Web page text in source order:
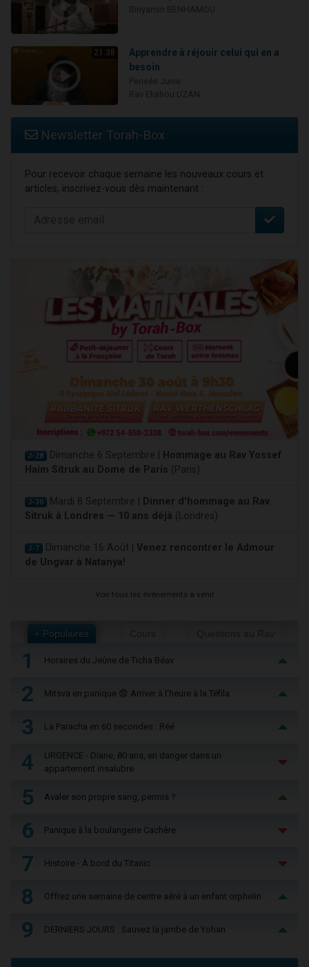
21:38
Apprendre à réjouir celui qui en a
besoin
Newsletter Torah-Box
Pour recevoir chaque semaine les nouveaux cours et
articles, inscrivez-vous dès maintenant :
J-28 Dimanche 6 Septembre |
Hommage au Rav Yossef
Haim Sitruk au Dome de Paris (Paris)
J-30 Mardi 8 Septembre |
Dinner d'hommage au Rav
Sitruk à Londres — 10 ans déjà (Londres)
J-7 Dimanche 16 Août | Venez rencontrer le Admour
de Ungvar à Natanya!
Voir tous les événements à venir
+ Populaires
1 Horaires du Jeûne de Ticha Béav
2 Mitsva en panique 😨 Arriver à l'heure à la Téfila
3 La Paracha en 60 secondes : Réé
4
URGENCE - Diane, 80 ans, en danger dans un
appartement insalubre
5 Avaler son propre sang, permis ?
6 Panique à la boulangerie Cachère
7 Histoire - À bord du Titanic
8 Offrez une semaine de centre aéré à un enfant orphelin
9 DERNIERS JOURS : Sauvez la jambe de Yohan